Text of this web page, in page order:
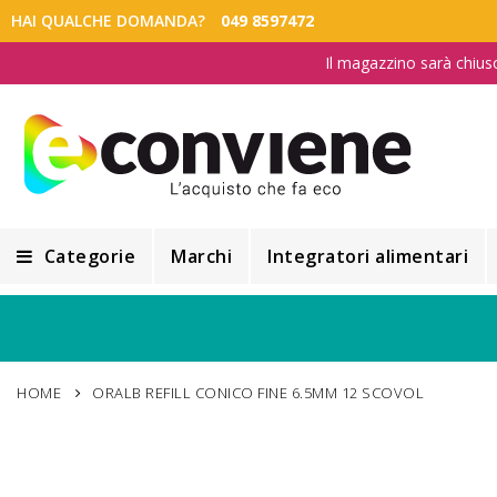
HAI QUALCHE DOMANDA? 049 8597472
Il magazzino sarà
Categorie
Alimentazione e Dietetica
Marchi Integratori alimentari
HOME ORALB REFILL CONICO FINE 6.5MM 12 SCOVOL